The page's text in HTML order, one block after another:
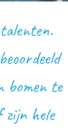
bomen te
zijn hele